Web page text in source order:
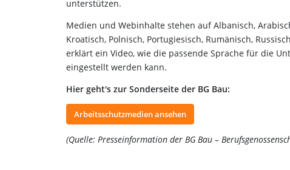
unterstützen.
Medien und Webinhalte stehen auf Albanisch,
Kroatisch, Polnisch, Portugiesisch, Rumänisch,
erklärt ein Video, wie die passende Sprache für die
eingestellt werden kann.
Hier geht's zur Sonderseite der BG Bau:
Arbeitsschutzmedien ansehen
(Quelle: Presseinformation der BG Bau –